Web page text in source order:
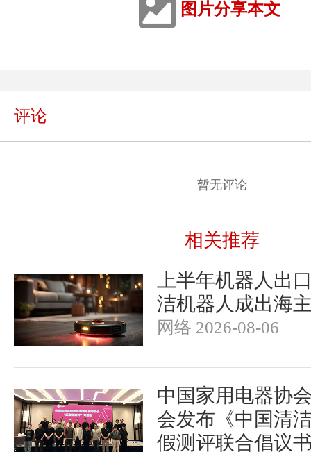
图片分享本文
评论
暂无评论
相关推荐
上半年机器人出
洁机器人成出海
网络 2026-08-06
中国家用电器协
会发布《中国清
假测评联合倡议